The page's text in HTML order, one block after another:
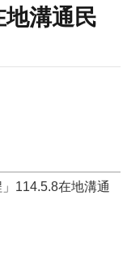
地溝通民
114.5.8在地溝通